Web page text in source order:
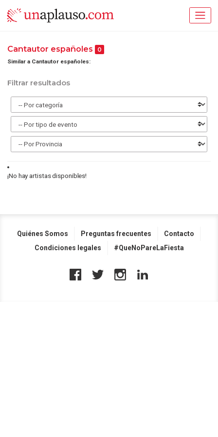
Cantautor españoles 0
Similar a Cantautor españoles:
Filtrar resultados
¡No hay artistas disponibles!
Quiénes Somos Preguntas frecuentes
Contacto
Condiciones legales
#QueNoPareLaFiesta